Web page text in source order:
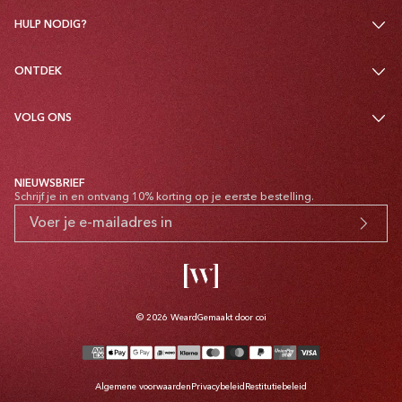
HULP NODIG?
ONTDEK
VOLG ONS
NIEUWSBRIEF
Schrijf je in en ontvang 10% korting op je eerste bestelling.
© 2026 WeardGemaakt door coi
Betaalmethoden
Algemene voorwaarden Privacybeleid Restitutiebeleid